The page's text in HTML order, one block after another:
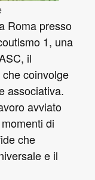
Roma presso
1, una
il
coinvolge
associativa.
avviato
di
che
e il